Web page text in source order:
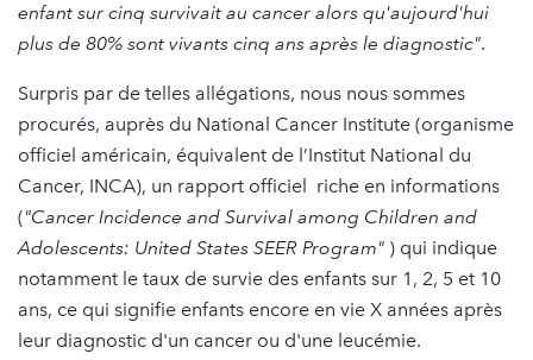
enfant sur cinq survivait au cancer alors qu'aujourd'hui
plus de 80% sont vivants cinq ans après le diagnostic".
Surpris par de telles allégations, nous nous sommes
procurés, auprès du National Cancer Institute (organisme
officiel américain, équivalent de l’Institut National du
Cancer, INCA), un rapport officiel riche en informations
("Cancer Incidence and Survival among Children and
Adolescents: United States SEER Program" ) qui indique
notamment le taux de survie des enfants sur 1, 2, 5 et 10
ans, ce qui signifie enfants encore en vie X années après
leur diagnostic d'un cancer ou d'une leucémie.